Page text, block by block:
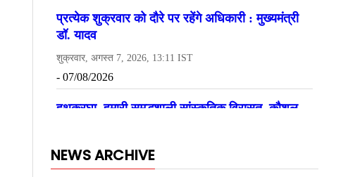
NEWS ARCHIVE